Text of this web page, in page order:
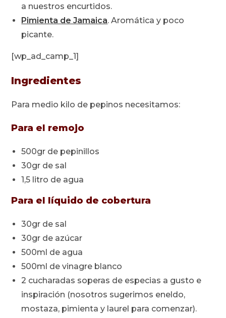
a nuestros encurtidos.
Pimienta de Jamaica. Aromática y poco
picante.
[wp_ad_camp_1]
Ingredientes
Para medio kilo de pepinos necesitamos:
Para el remojo
500gr de pepinillos
30gr de sal
1,5 litro de agua
Para el líquido de cobertura
30gr de sal
30gr de azúcar
500ml de agua
500ml de vinagre blanco
2 cucharadas soperas de especias a gusto e
inspiración (nosotros sugerimos eneldo,
mostaza, pimienta y laurel para comenzar).